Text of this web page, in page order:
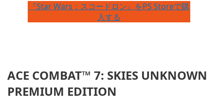
『Star Wars：スコードロン』をPS Storeで購
入する
ACE COMBAT™ 7: SKIES UNKNOWN
PREMIUM EDITION